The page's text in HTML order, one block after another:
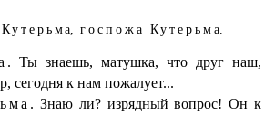
госпожа Кутерьма.
Ты знаешь, матушка, что друг наш,
сегодня к нам пожалует...
Знаю ли? изрядный вопрос! Он к